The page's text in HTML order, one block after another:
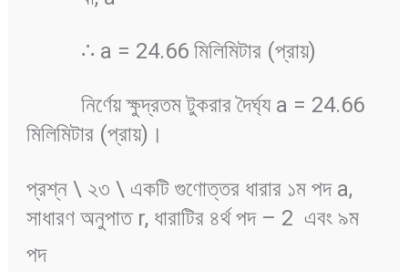
∴ a = 24.66 মিলিমিটার (প্রায়)
নির্ণেয় ক্ষুদ্রতম টুকরার দৈর্ঘ্য a = 24.66
মিলিমিটার (প্রায়)।
প্রশ্ন \ ২৩ \ একটি গুণোত্তর ধারার ১ম পদ a,
সাধারণ অনুপাত r, ধারাটির ৪র্থ পদ – 2 এবং ৯ম
পদ